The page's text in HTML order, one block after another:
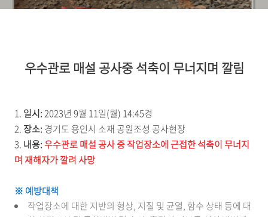
우수관로 매설 공사중 석축이 무너지며 깔림
1. 일시:2023년 9월 11일(월) 14:45경
2. 장소:경기도 용인시 소재 공원조성 공사현장
3. 내용:우수관로 매설 공사 중 작업장소에 근접한 석축이 무너지
며 재해자가 깔려 사망
※ 예방대책
작업장소에 대한 지반의 형상, 지질 및 균열, 함수 상태 등에 대